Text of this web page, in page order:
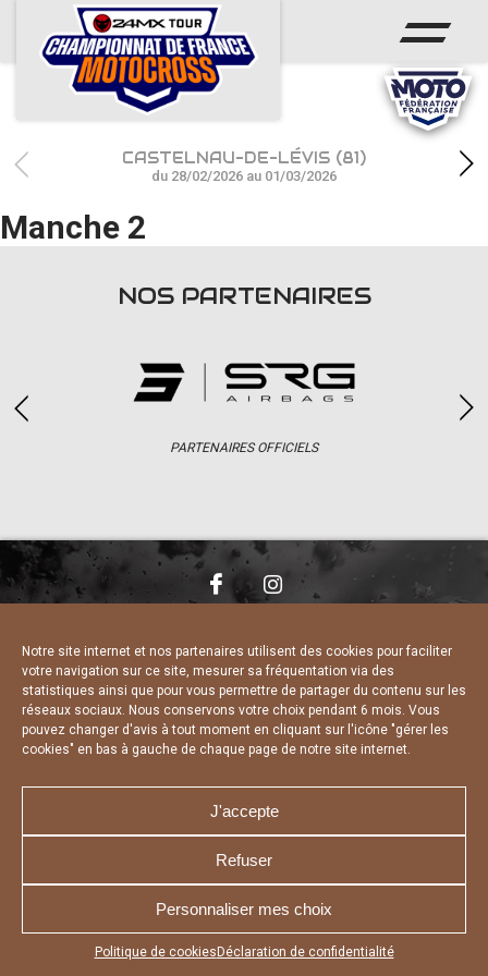
Notre site internet et nos partenaires utilisent des cookies pour faciliter
votre navigation sur ce site, mesurer sa fréquentation via des
statistiques ainsi que pour vous permettre de partager du contenu sur les
réseaux sociaux. Nous conservons votre choix pendant 6 mois. Vous
pouvez changer d'avis à tout moment en cliquant sur l'icône "gérer les
cookies" en bas à gauche de chaque page de notre site internet.
J'accepte
Refuser
Personnaliser mes choix
Politique de cookies Déclaration de confidentialité
Appuyez sur le bouton partager en bas de votre
ACCUEIL
ACTUS
CALENDRIER
RÉSULTATS
PHOTOS / WEB TV
CASTELNAU-DE-LÉVIS (81)
du 28/02/2026 au 01/03/2026
Manche 2
NOS PARTENAIRES
PARTENAIRES OFFICIELS
CHARTE DE CONFIDENTIALITÉ
DÉCLARATION DE CONFIDENTIALITÉ
POLITIQUE D’UTILISATION DES COOKIES
RÉALISÉ PAR L’AGENCE WEB A3 WEB